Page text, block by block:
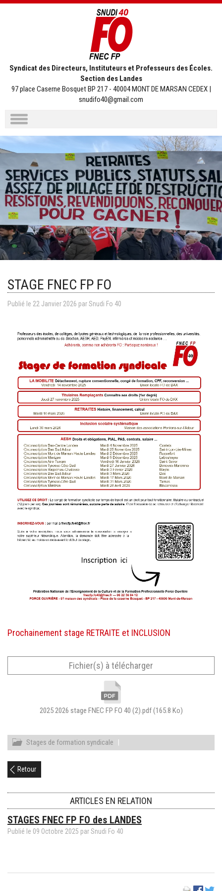
Syndicat des Directeurs, Instituteurs et Professeurs des Écoles.
Section des Landes
97 place Caserne Bosquet BP 217 - 40004 MONT DE MARSAN CEDEX |
snudifo40@gmail.com
Aller
au
contenu
STAGE FNEC FP FO
Publié le 22 Janvier 2026 par Snudi Fo 40
Prochainement stage RETRAITE et INCLUSION
Fichier(s) à télécharger
2025 2026 stage FNEC FP FO 40 (2).pdf(165.8 Ko)
Stages de formation syndicale |
Retour
ARTICLES EN RELATION
STAGES FNEC FP FO des LANDES
Publié le 09 Octobre 2025 par Snudi Fo 40